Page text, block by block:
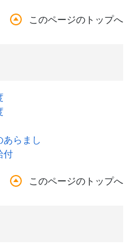
このページのトップへ
らまし
付
このページのトップへ